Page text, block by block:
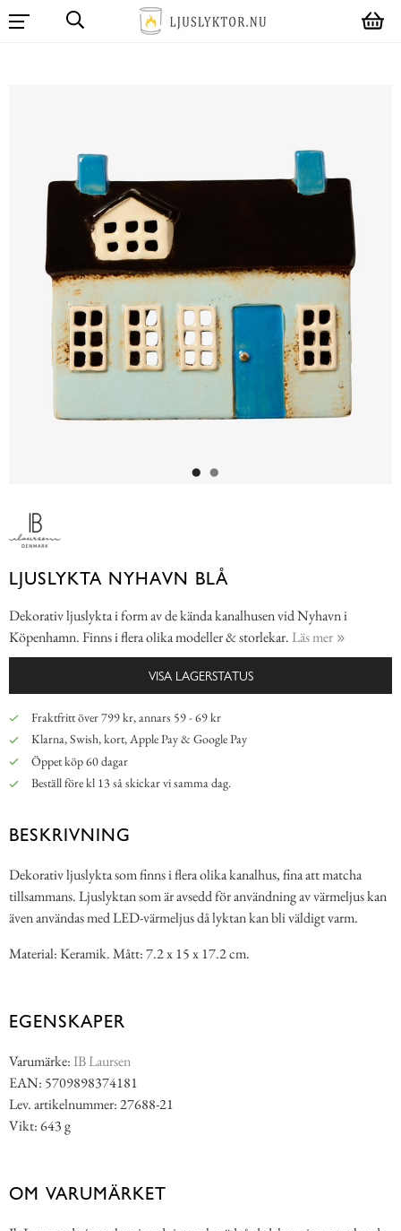
LJUSLYKTA NYHAVN BLÅ
Dekorativ ljuslykta i form av de kända kanalhusen vid Nyhavn i
Köpenhamn. Finns i flera olika modeller & storlekar. Läs mer
VISA LAGERSTATUS
Fraktfritt över 799 kr, annars 59 - 69 kr
Klarna, Swish, kort, Apple Pay & Google Pay
Öppet köp 60 dagar
Beställ före kl 13 så skickar vi samma dag.
BESKRIVNING
Dekorativ ljuslykta som finns i flera olika kanalhus, fina att matcha
tillsammans. Ljuslyktan som är avsedd för användning av värmeljus kan
även användas med LED-värmeljus då lyktan kan bli väldigt varm.
Material: Keramik. Mått: 7.2 x 15 x 17.2 cm.
EGENSKAPER
Varumärke:IB Laursen
EAN: 5709898374181
Lev. artikelnummer: 27688-21
Vikt: 643 g
OM VARUMÄRKET